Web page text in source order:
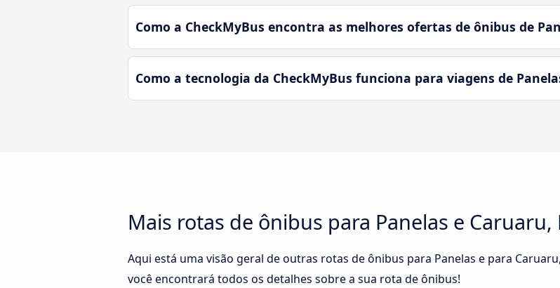
Como a CheckMyBus encontra as melhores ofertas de ônibus de
Como a tecnologia da CheckMyBus funciona para viagens de
Mais rotas de ônibus para Panelas e Caruaru,
Aqui está uma visão geral de outras rotas de ônibus para Panelas e para
você encontrará todos os detalhes sobre a sua rota de ônibus!